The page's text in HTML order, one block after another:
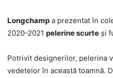
Longchamp a prezentat în
2020-2021 pelerine scurte și
Potrivit designerilor, pelerina
vedetelor în această toamnă.